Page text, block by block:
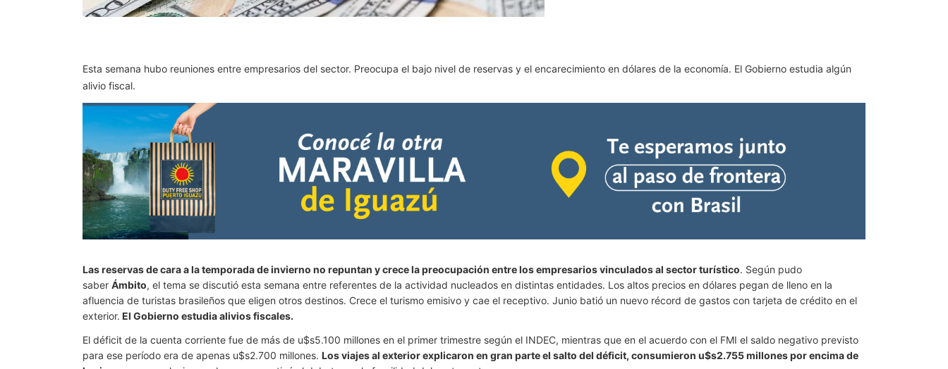
Esta semana hubo reuniones entre empresarios del sector. Preocupa el bajo nivel de reservas y el encarecimiento en dólares de la economía. El Gobierno estudia algún
alivio fiscal.
Las reservas de cara a la temporada de invierno no repuntan y crece la preocupación entre los empresarios vinculados al sector turístico. Según pudo
saber Ámbito, el tema se discutió esta semana entre referentes de la actividad nucleados en distintas entidades. Los altos precios en dólares pegan de lleno en la
afluencia de turistas brasileños que eligen otros destinos. Crece el turismo emisivo y cae el receptivo. Junio batió un nuevo récord de gastos con tarjeta de crédito en el
exterior. El Gobierno estudia alivios fiscales.
El déficit de la cuenta corriente fue de más de u$s5.100 millones en el primer trimestre según el INDEC, mientras que en el acuerdo con el FMI el saldo negativo previsto
para ese período era de apenas u$s2.700 millones. Los viajes al exterior explicaron en gran parte el salto del déficit, consumieron u$s2.755 millones por encima de